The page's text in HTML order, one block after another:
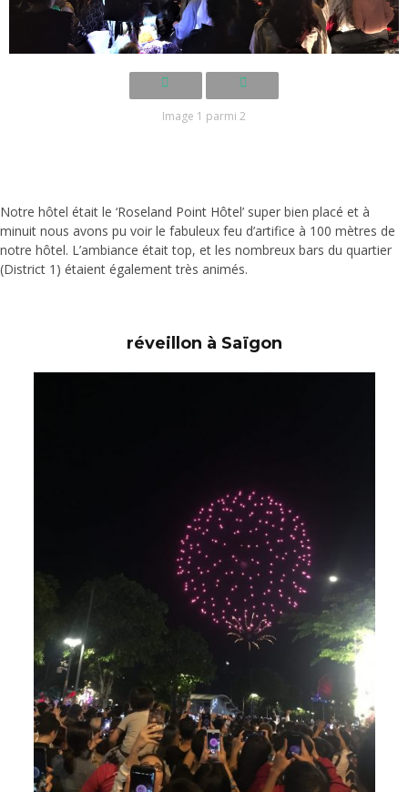
Image 1 parmi 2
Notre hôtel était le ‘Roseland Point Hôtel’ super bien placé et à
minuit nous avons pu voir le fabuleux feu d’artifice à 100 mètres de
notre hôtel. L’ambiance était top, et les nombreux bars du quartier
(District 1) étaient également très animés.
réveillon à Saïgon